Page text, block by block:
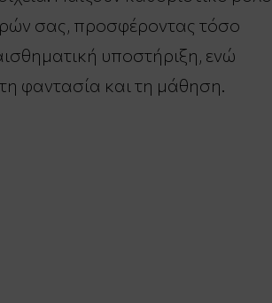
σας, προσφέροντας τόσο
υποστήριξη, ενώ
φαντασία και τη μάθηση.